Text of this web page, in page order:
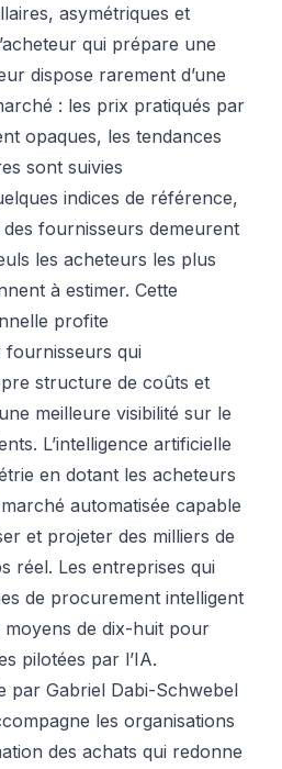
asymétriques et
qui prépare une
dispose rarement d’une
: les prix pratiqués par
opaques, les tendances
sont suivies
indices de référence,
fournisseurs demeurent
les acheteurs les plus
à estimer. Cette
profite
qui
structure de coûts et
meilleure visibilité sur le
L’intelligence artificielle
en dotant les acheteurs
automatisée capable
et projeter des milliers de
réel. Les entreprises qui
de procurement intelligent
de dix-huit pour
pilotées par l’IA.
par Gabriel Dabi-Schwebel
les organisations
des achats qui redonne